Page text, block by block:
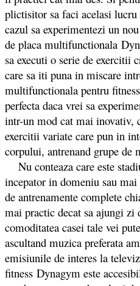
plictisitor sa faci acelasi
cazul sa experimentezi un
de placa multifunctionala
sa executi o serie de exercitii
care sa iti puna in miscare
multifunctionala pentru
perfecta daca vrei sa
intr-un mod cat mai inovativ,
exercitii variate care pun in
corpului, antrenand grupe de
Nu conteaza care este
incepator in domeniu sau
de antrenamente complete
mai practic decat sa ajungi zi
comoditatea casei tale vei
ascultand muzica preferata
emisiunile de interes la
fitness Dynagym este